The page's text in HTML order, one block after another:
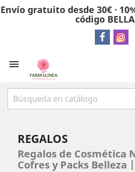
Envío gratuito desde 30€ ·
código

REGALOS
Regalos de Cosmética
Cofres y Packs Belleza